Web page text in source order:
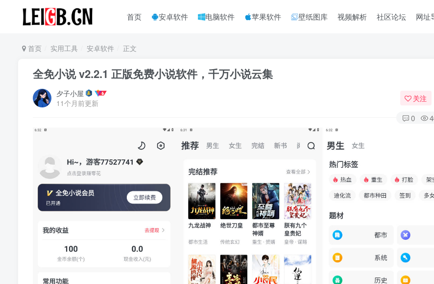
首页 安卓软件 电脑软件 苹果软件 壁纸图库 视频解析 社区论坛 网址
首页 实用工具 安卓软件 正文
全免小说 v2.2.1 正版免费小说软件，千万小说云集
夕子小屋
11个月前更新
关注
0